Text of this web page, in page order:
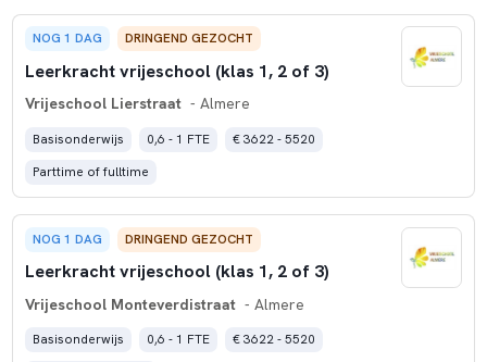
NOG 1 DAG DRINGEND GEZOCHT
Leerkracht vrijeschool (klas 1, 2 of 3)
Vrijeschool Lierstraat - Almere
Basisonderwijs 0,6 - 1 FTE
€ 3622 - 5520
Parttime of fulltime
NOG 1 DAG DRINGEND GEZOCHT
Leerkracht vrijeschool (klas 1, 2 of 3)
Vrijeschool Monteverdistraat - Almere
Basisonderwijs 0,6 - 1 FTE
€ 3622 - 5520